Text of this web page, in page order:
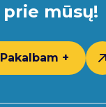
prie mūsų!
Pakalbam +